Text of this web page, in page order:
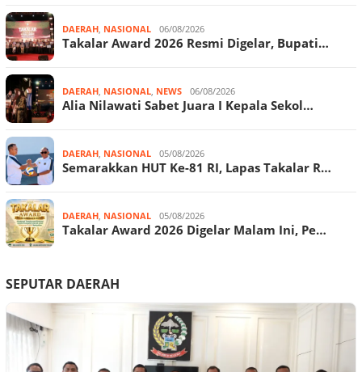
DAERAH NASIONAL 06/08/2026
Takalar Award 2026 Resmi Digelar, Bupati…
DAERAH NASIONAL NEWS 06/08/2026
Alia Nilawati Sabet Juara I Kepala Sekol…
DAERAH NASIONAL 05/08/2026
Semarakkan HUT Ke-81 RI, Lapas Takalar R…
DAERAH NASIONAL 05/08/2026
Takalar Award 2026 Digelar Malam Ini, Pe…
SEPUTAR DAERAH